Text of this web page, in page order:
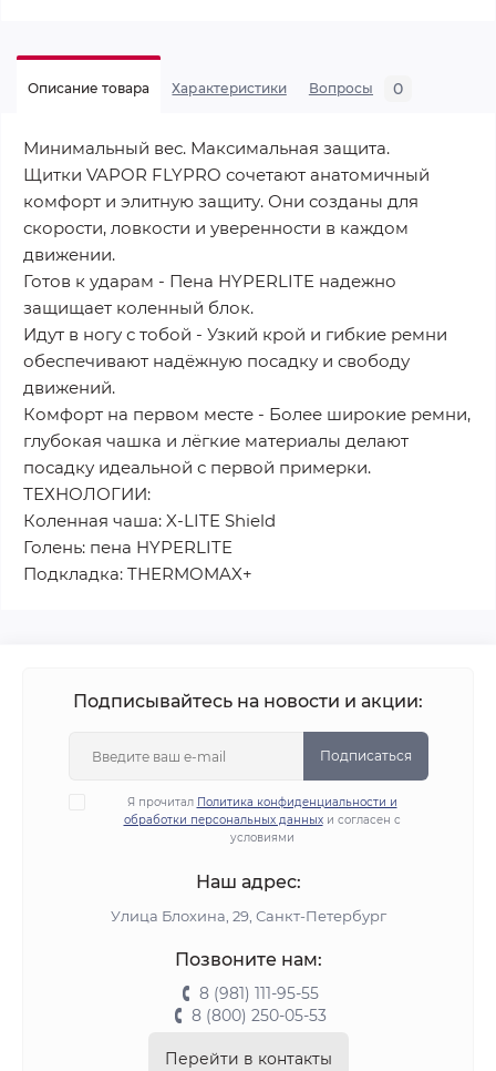
Описание товара Характеристики Вопросы 0
Минимальный вес. Максимальная защита.
Щитки VAPOR FLYPRO сочетают анатомичный
комфорт и элитную защиту. Они созданы для
скорости, ловкости и уверенности в каждом
движении.
Готов к ударам - Пена HYPERLITE надежно
защищает коленный блок.
Идут в ногу с тобой - Узкий крой и гибкие ремни
обеспечивают надёжную посадку и свободу
движений.
Комфорт на первом месте - Более широкие ремни,
глубокая чашка и лёгкие материалы делают
посадку идеальной с первой примерки.
ТЕХНОЛОГИИ:
Коленная чаша: X-LITE Shield
Голень: пена HYPERLITE
Подкладка: THERMOMAX+
Подписывайтесь на новости и акции:
Подписаться
Я прочитал Политика конфиденциальности и
обработки персональных данныхи согласен с
условиями
Наш адрес:
Улица Блохина, 29, Санкт-Петербург
Позвоните нам:
8 (981) 111-95-55
8 (800) 250-05-53
Перейти в контакты